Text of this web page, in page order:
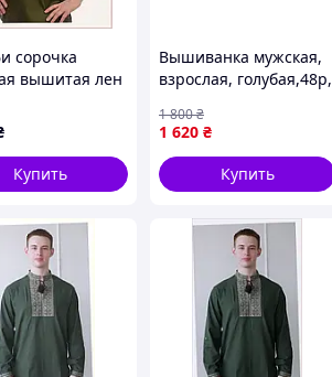
сорочка
вышитая лен
Купить
Вышиванка мужская,
взрослая, голубая,48р,
машинная вышивка.
1 620 ₴
1 800₴
Купить